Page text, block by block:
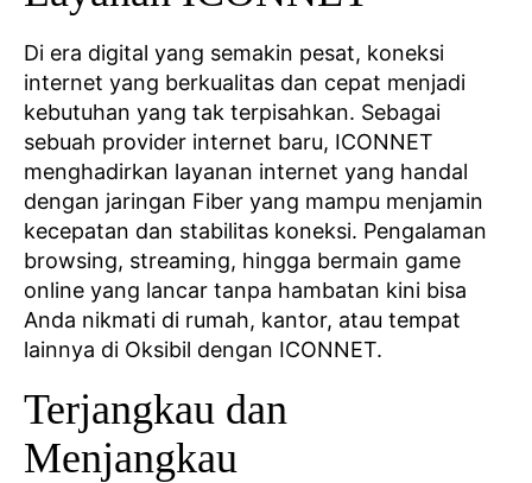
Di era digital yang semakin pesat, koneksi
internet yang berkualitas dan cepat menjadi
kebutuhan yang tak terpisahkan. Sebagai
sebuah provider internet baru, ICONNET
menghadirkan layanan internet yang handal
dengan jaringan Fiber yang mampu menjamin
kecepatan dan stabilitas koneksi. Pengalaman
browsing, streaming, hingga bermain game
online yang lancar tanpa hambatan kini bisa
Anda nikmati di rumah, kantor, atau tempat
lainnya di Oksibil dengan ICONNET.
Terjangkau dan
Menjangkau